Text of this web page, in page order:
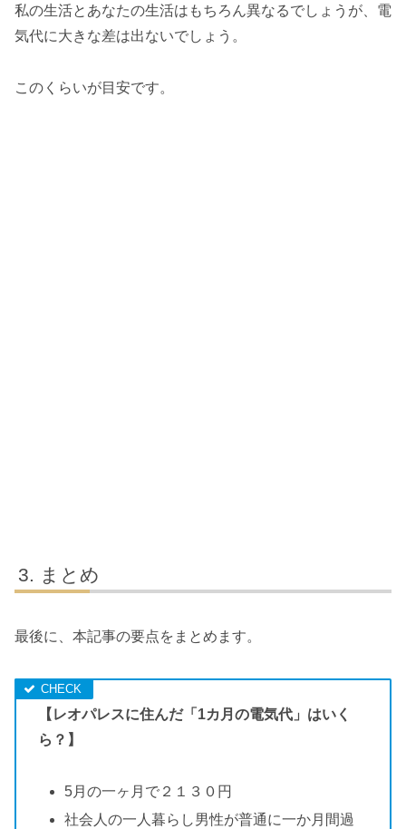
私の生活とあなたの生活はもちろん異なるでしょうが、電
気代に大きな差は出ないでしょう。
このくらいが目安です。
まとめ
最後に、本記事の要点をまとめます。
【レオパレスに住んだ「1カ月の電気代」はいく
ら？】
5月の一ヶ月で２１３０円
社会人の一人暮らし男性が普通に一か月間過